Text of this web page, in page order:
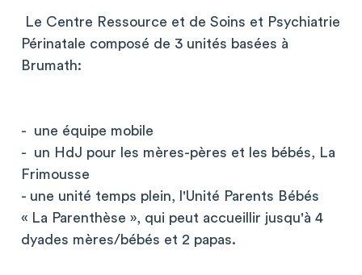
Le Centre Ressource et de Soins et Psychiatrie
Périnatale composé de 3 unités basées à
Brumath:
- une équipe mobile
- un HdJ pour les mères-pères et les bébés, La
Frimousse
- une unité temps plein, l'Unité Parents Bébés
« La Parenthèse », qui peut accueillir jusqu'à 4
dyades mères/bébés et 2 papas.